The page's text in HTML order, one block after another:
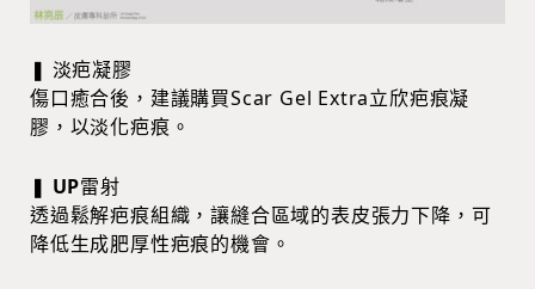
❚ 淡疤凝膠
傷口癒合後，建議購買Scar Gel Extra立欣疤痕凝
膠，以淡化疤痕。
❚ UP雷射
透過鬆解疤痕組織，讓縫合區域的表皮張力下降，可
降低生成肥厚性疤痕的機會。